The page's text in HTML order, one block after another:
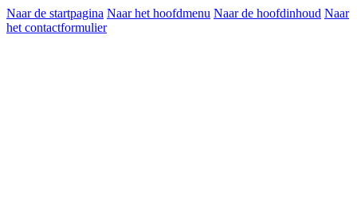
Naar de startpagina Naar het hoofdmenu Naar de hoofdinhoud Naar
het contactformulier